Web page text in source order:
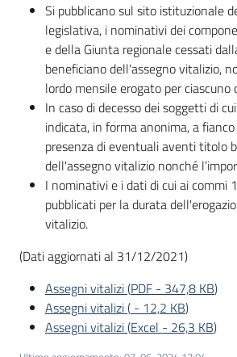
Si pubblicano sul sito istituzionale
legislativa, i nominativi dei
e della Giunta regionale cessati
beneficiano dell'assegno vitalizio,
lordo mensile erogato per ciascuno
In caso di decesso dei soggetti di
indicata, in forma anonima, a
presenza di eventuali aventi titolo
dell'assegno vitalizio nonché
I nominativi e i dati di cui ai commi
pubblicati per la durata
vitalizio.
(Dati aggiornati al 31/12/2021)
Assegni vitalizi(PDF - 347,8 KB)
Assegni vitalizi( - 12,2 KB)
Assegni vitalizi(Excel - 26,3 KB)